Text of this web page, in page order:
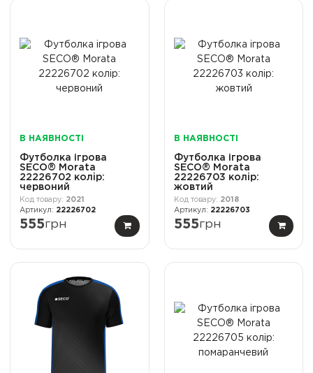
В НАЯВНОСТІ
Футболка ігрова
SECO® Morata
22226702 колiр:
червоний
2021
22226702
555грн
В НАЯВНОСТІ
Футболка ігрова
SECO® Morata
22226703 колiр:
жовтий
2018
22226703
555грн